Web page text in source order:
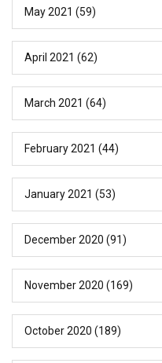
May 2021 (59)
April 2021 (62)
March 2021 (64)
February 2021 (44)
January 2021 (53)
December 2020 (91)
November 2020 (169)
October 2020 (189)